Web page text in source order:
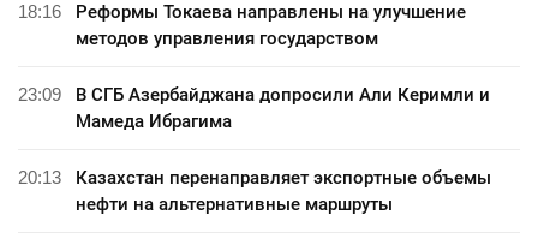
18:16
Реформы Токаева направлены на улучшение
методов управления государством
23:09
В СГБ Азербайджана допросили Али Керимли и
Мамеда Ибрагима
20:13
Казахстан перенаправляет экспортные объемы
нефти на альтернативные маршруты